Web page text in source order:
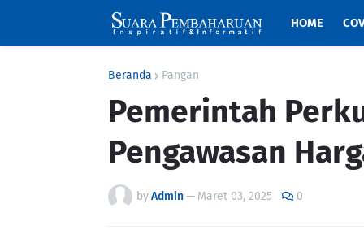
HOME
Beranda Pangan
Pemerintah
Pengawasan
byAdmin— Maret 03, 2025 0